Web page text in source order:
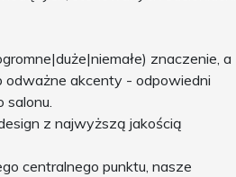
znaczenie, a
odważne akcenty - odpowiedni
salonu.
z najwyższą jakością
centralnego punktu, nasze